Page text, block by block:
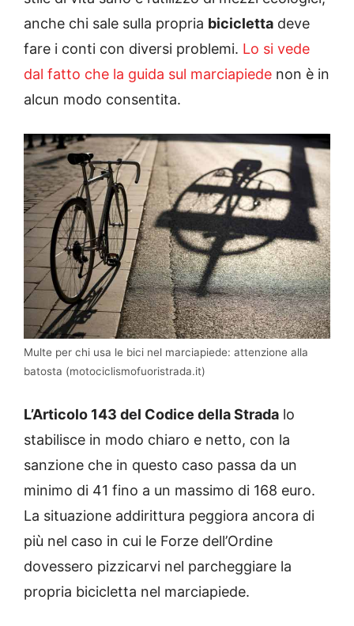
anche chi sale sulla propria bicicletta deve
fare i conti con diversi problemi. Lo si vede
dal fatto che la guida sul marciapiede non è in
alcun modo consentita.
Multe per chi usa le bici nel marciapiede: attenzione alla
batosta (motociclismofuoristrada.it)
L’Articolo 143 del Codice della Strada lo
stabilisce in modo chiaro e netto, con la
sanzione che in questo caso passa da un
minimo di 41 fino a un massimo di 168 euro.
La situazione addirittura peggiora ancora di
più nel caso in cui le Forze dell’Ordine
dovessero pizzicarvi nel parcheggiare la
propria bicicletta nel marciapiede.